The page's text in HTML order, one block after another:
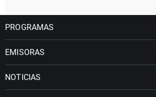
PROGRAMAS
EMISORAS
NOTICIAS